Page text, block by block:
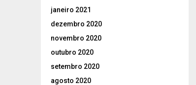
janeiro 2021
dezembro 2020
novembro 2020
outubro 2020
setembro 2020
agosto 2020